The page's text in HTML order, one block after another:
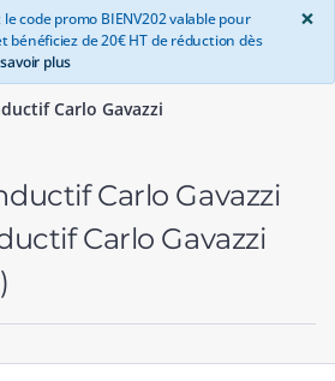
code promo BIENV202 valable pour
bénéficiez de 20€ HT de réduction dès
plus
×
Carlo Gavazzi
Carlo Gavazzi